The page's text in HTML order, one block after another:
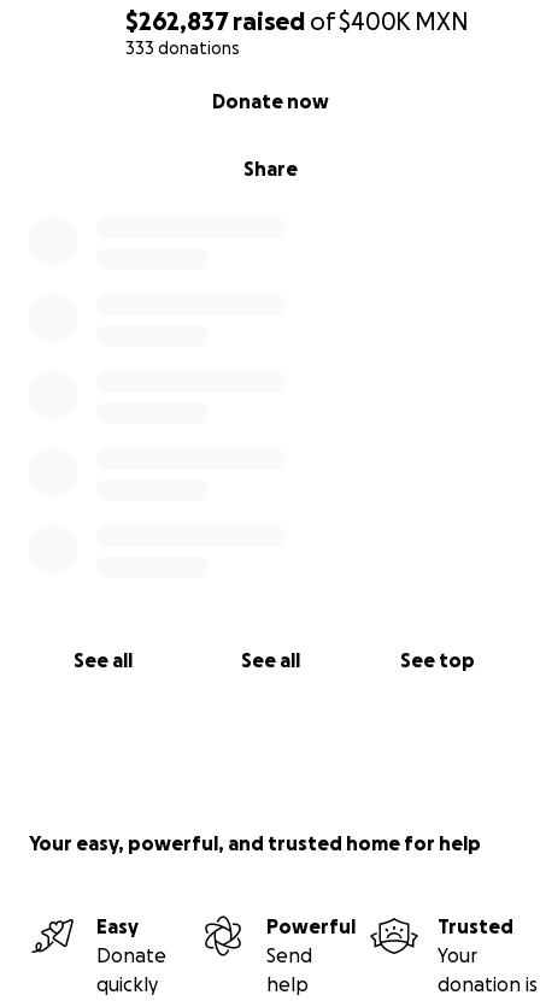
$262,837 raised of$400K MXN
333 donations
Share
Donate now
See all See all See top
Your easy, powerful, and trusted home for help
Easy
Donate
quickly
Powerful
Send
help
Trusted
Your
donation is